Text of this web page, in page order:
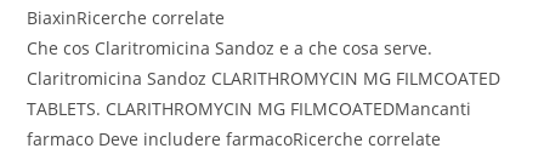
BiaxinRicerche correlate
Che cos Claritromicina Sandoz e a che cosa serve.
Claritromicina Sandoz CLARITHROMYCIN MG FILMCOATED
TABLETS. CLARITHROMYCIN MG FILMCOATEDMancanti
farmaco Deve includere farmacoRicerche correlate